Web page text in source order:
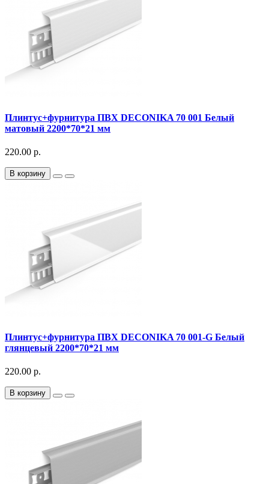
Плинтус+фурнитура ПВХ DECONIKA 70 001 Белый
матовый 2200*70*21 мм
220.00 р.
В корзину
Плинтус+фурнитура ПВХ DECONIKA 70 001-G Белый
глянцевый 2200*70*21 мм
220.00 р.
В корзину